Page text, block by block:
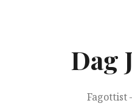
Dag
Fagottist